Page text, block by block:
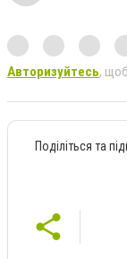
Авторизуйтесь,
Поділіться та